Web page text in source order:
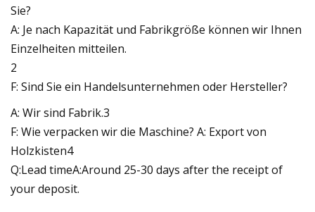
Sie?
A: Je nach Kapazität und Fabrikgröße können wir Ihnen
Einzelheiten mitteilen.
2
F: Sind Sie ein Handelsunternehmen oder Hersteller?
A: Wir sind Fabrik.3
F: Wie verpacken wir die Maschine? A: Export von
Holzkisten4
Q:Lead timeA:Around 25-30 days after the receipt of
your deposit.